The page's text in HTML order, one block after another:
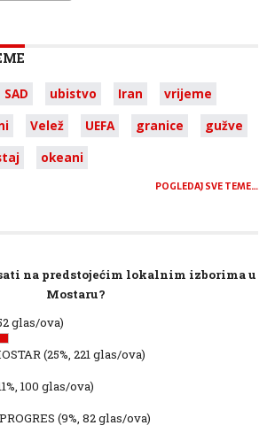
SAD ubistvo Iran
vrijeme
Velež UEFA granice
gužve
okeani
POGLEDAJ SVE TEME…
na predstojećim lokalnim izborima u
Mostaru?
glas/ova)
(25%, 221 glas/ova)
100 glas/ova)
(9%, 82 glas/ova)